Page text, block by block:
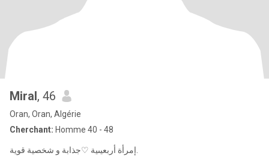
Miral, 46
Oran, Oran, Algérie
Cherchant: Homme 40 - 48